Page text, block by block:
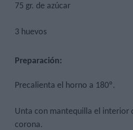
75 gr. de azúcar
3 huevos
Preparación:
Precalienta el horno a 180º.
Unta con mantequilla el interior
corona.